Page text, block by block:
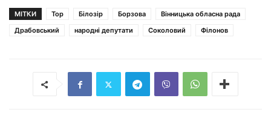
МІТКИ Top Білозір Борзова
Вінницька обласна рада
Драбовський
народні депутати Соколовий Філонов